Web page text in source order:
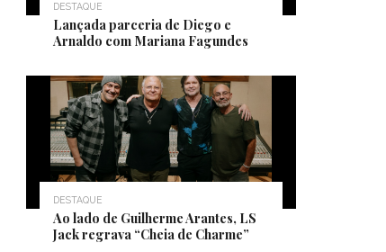
DESTAQUE
Lançada parceria de Diego e
Arnaldo com Mariana Fagundes
DESTAQUE
Ao lado de Guilherme Arantes, LS
Jack regrava “Cheia de Charme”